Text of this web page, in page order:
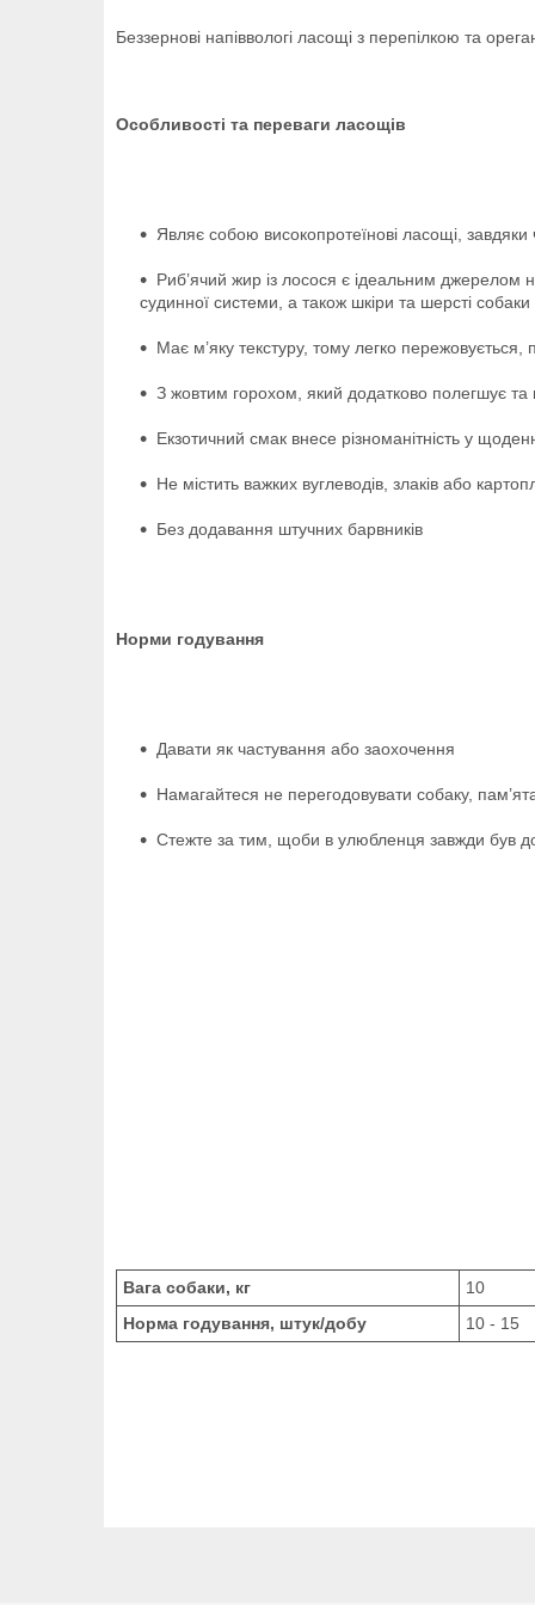
Беззернові напіввологі ласощі з перепілкою та
Особливості та переваги ласощів
Являє собою високопротеїнові ласощі,
Риб’ячий жир із лосося є ідеальним джерелом
судинної системи, а також шкіри та шерсті собаки
Має м’яку текстуру, тому легко
З жовтим горохом, який додатково полегшує
Екзотичний смак внесе різноманітність у
Не містить важких вуглеводів, злаків або
Без додавання штучних барвників
Норми годування
Давати як частування або заохочення
Намагайтеся не перегодовувати собаку,
Стежте за тим, щоби в улюбленця завжди був
Вага собаки, кг
10
Норма годування, штук/добу
10 - 15